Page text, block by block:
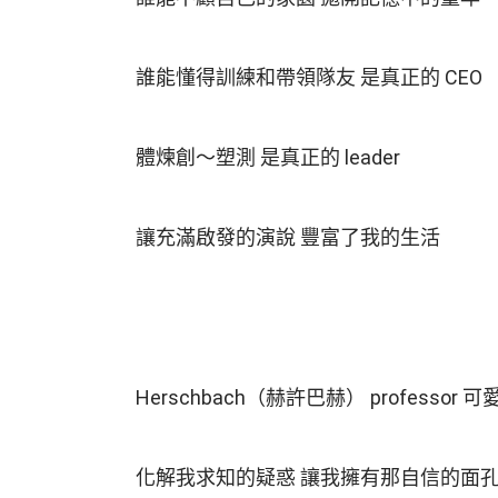
誰能懂得訓練和帶領隊友 是真正的 CEO
體煉創～塑測 是真正的 leader
讓充滿啟發的演說 豐富了我的生活
Herschbach（赫許巴赫） professor 可
化解我求知的疑惑 讓我擁有那自信的面